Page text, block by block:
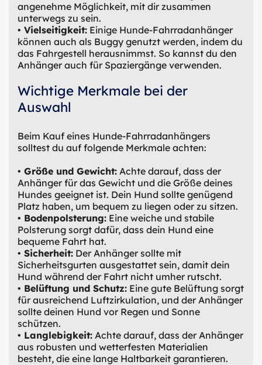
angenehme Möglichkeit, mit dir zusammen
unterwegs zu sein.
• Vielseitigkeit: Einige Hunde-Fahrradanhänger
können auch als Buggy genutzt werden, indem du
das Fahrgestell herausnimmst. So kannst du den
Anhänger auch für Spaziergänge verwenden.
Wichtige Merkmale bei der
Auswahl
Beim Kauf eines Hunde-Fahrradanhängers
solltest du auf folgende Merkmale achten:
• Größe und Gewicht: Achte darauf, dass der
Anhänger für das Gewicht und die Größe deines
Hundes geeignet ist. Dein Hund sollte genügend
Platz haben, um bequem zu liegen oder zu sitzen.
• Bodenpolsterung: Eine weiche und stabile
Polsterung sorgt dafür, dass dein Hund eine
bequeme Fahrt hat.
• Sicherheit: Der Anhänger sollte mit
Sicherheitsgurten ausgestattet sein, damit dein
Hund während der Fahrt nicht umher rutscht.
• Belüftung und Schutz: Eine gute Belüftung sorgt
für ausreichend Luftzirkulation, und der Anhänger
sollte deinen Hund vor Regen und Sonne
schützen.
• Langlebigkeit: Achte darauf, dass der Anhänger
aus robusten und wetterfesten Materialien
besteht, die eine lange Haltbarkeit garantieren.